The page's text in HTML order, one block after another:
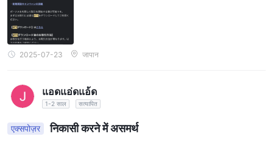
2025-07-23 जापान
แอดแอ่ดแอ้ด
1-2 साल सत्यापित
एक्सपोज़र निकासी करने में असमर्थ